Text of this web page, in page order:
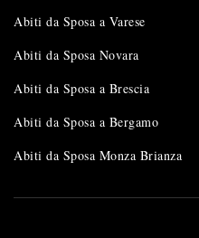
Abiti da Sposa a Varese
Abiti da Sposa Novara
Abiti da Sposa a Brescia
Abiti da Sposa a Bergamo
Abiti da Sposa Monza Brianza